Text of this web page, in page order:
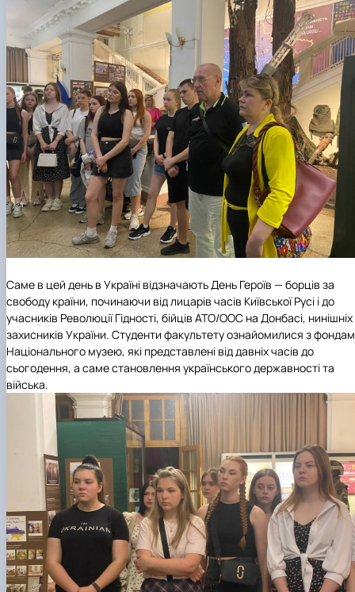
Саме в цей день в Україні відзначають День Героїв — борців за
свободу країни, починаючи від лицарів часів Київської Русі і до
учасників Революції Гідності, бійців АТО/ООС на Донбасі, нинішніх
захисників України. Студенти факультету ознайомилися з
Національного музею, які представлені від давніх часів до
сьогодення, а саме становлення українського державності та
війська.